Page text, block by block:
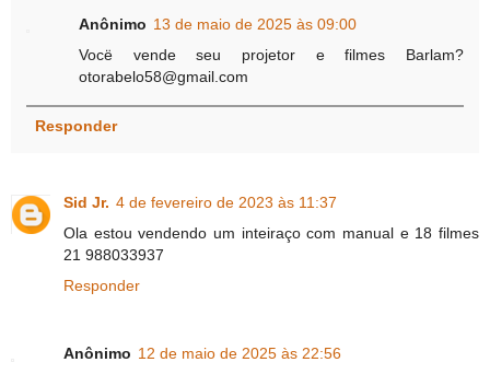
Anônimo 13 de maio de 2025 às 09:00
Vocë vende seu projetor e filmes Barlam?
otorabelo58@gmail.com
Responder
Sid Jr. 4 de fevereiro de 2023 às 11:37
Ola estou vendendo um inteiraço com manual e 18 filmes
21 988033937
Responder
Anônimo 12 de maio de 2025 às 22:56